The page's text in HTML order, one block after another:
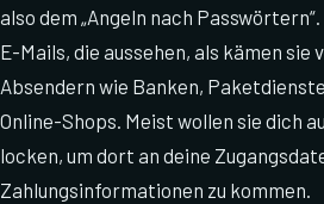
also dem „Angeln nach
E-Mails, die aussehen, als kämen sie
Absendern wie Banken,
Online-Shops. Meist wollen sie dich
locken, um dort an deine
Zahlungsinformationen zu kommen.